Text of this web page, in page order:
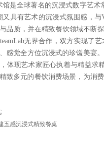
馆是全球著名的沉浸式数字艺
又具有艺术的沉浸式氛围感，
品质，并在精致餐饮领域不断
无界合作，双方实现了
感觉全方位沉浸式的珍馐美宴
体现艺术家匠心执着与精益求
致多元的餐饮消费场景，为消
五感沉浸式精致餐桌